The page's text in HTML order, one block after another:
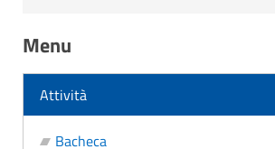
Menu
Attività
Bacheca